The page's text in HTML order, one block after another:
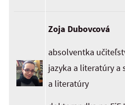
Zoja Dubovcová
absolventka
jazyka a literatúry a
a literatúry